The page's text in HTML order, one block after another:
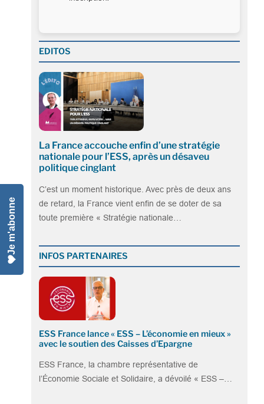
EDITOS
La France accouche enfin d’une stratégie
nationale pour l’ESS, après un désaveu
politique cinglant
C’est un moment historique. Avec près de deux ans
de retard, la France vient enfin de se doter de sa
toute première « Stratégie nationale…
INFOS PARTENAIRES
ESS France lance « ESS – L’économie en mieux »
avec le soutien des Caisses d’Epargne
ESS France, la chambre représentative de
l’Économie Sociale et Solidaire, a dévoilé « ESS –…
Je m'abonne